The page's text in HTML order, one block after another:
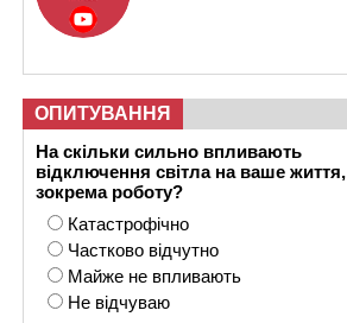
ОПИТУВАННЯ
На скільки сильно впливають
відключення світла на ваше життя,
зокрема роботу?
Катастрофічно
Частково відчутно
Майже не впливають
Не відчуваю